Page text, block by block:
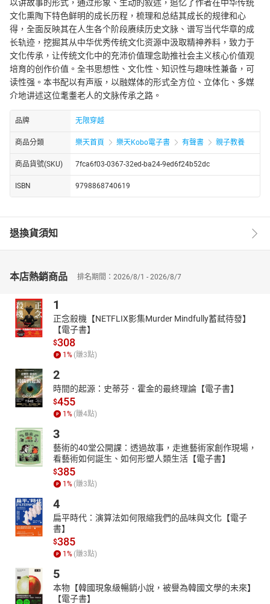
以讲故事的形式，通过形象、生动的叙述，追忆了作者在中华传统
文化熏陶下特色鲜明的成长历程，梳理和总结其成长的规律和心
得，全面反映其在人生各个阶段赓续历史文脉、谱写当代华章的成
长轨迹，挖掘其从中华优秀传统文化资源中汲取精神养料，致力于
文化传承，让传统文化中的充沛价值理念助推社会主义核心价值观
培育的创作价值。全书思想性、文化性、知识性与趣味性兼备，可
读性强。本书配以有声版，以融媒体的形式全方位、立体化、多媒
介地讲述这位耄耋老人的文脉传承之路。
品牌 无限穿越
商品分類 樂天首頁 樂天Kobo電子書 有聲書 親子教養
商品貨號(SKU) 7fca6f03-0367-32ed-ba24-9ed6f24b52dc
ISBN 9798868740619
退換貨須知
本店熱銷商品 排名期間：2026/8/1 - 2026/8/7
1
正念殺機【NETFLIX影集Murder Mindfully蓄弒待發】
【電子書】
$308
1% (賺3點)
2
時間的起源：史蒂芬．霍金的最終理論【電子書】
$455
1% (賺4點)
3
藝術的40堂公開課：透過故事，走進藝術家創作現場，
看藝術如何誕生、如何形塑人類生活【電子書】
$385
1% (賺3點)
4
扁平時代：演算法如何限縮我們的品味與文化【電子
書】
$385
1% (賺3點)
5
本物【韓國現象級暢銷小說，被譽為韓國文學的未來】
【電子書】